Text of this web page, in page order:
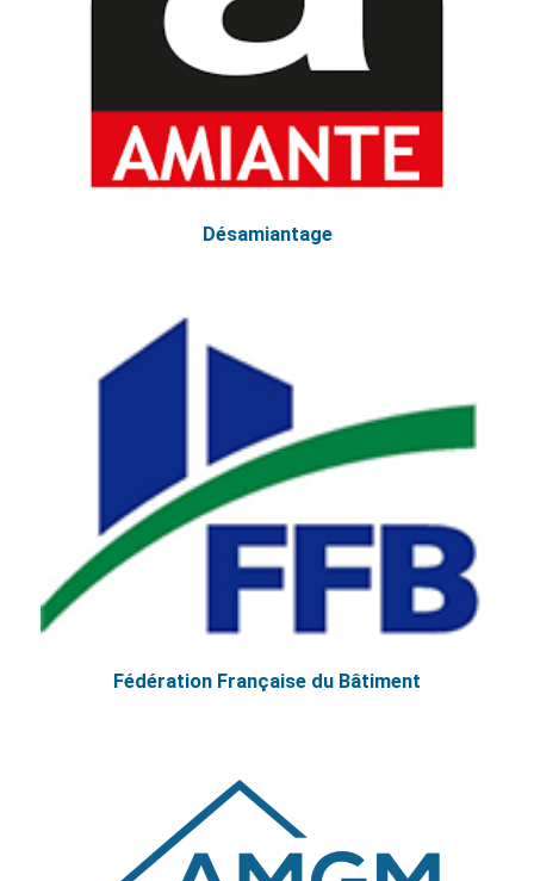
Désamiantage
Fédération Française du Bâtiment